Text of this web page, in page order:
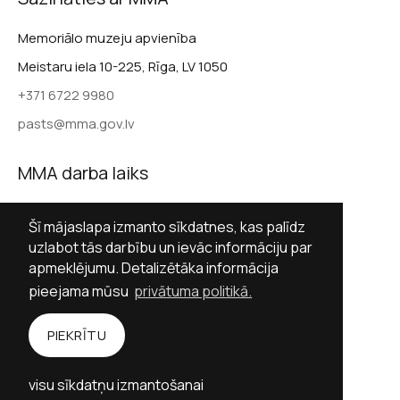
Šī mājaslapa izmanto sīkdatnes, kas palīdz
uzlabot tās darbību un ievāc informāciju par
apmeklējumu. Detalizētāka informācija
pieejama mūsu privātuma politikā.
PIEKRĪTU
visu sīkdatņu izmantošanai
Memoriālo muzeju apvienība
Meistaru iela 10-225, Rīga, LV 1050
+371 6722 9980
pasts@mma.gov.lv
MMA darba laiks
Sestdienās slēgts
Svētdienās slēgts
Sekot MMA
Facebook
YouTube